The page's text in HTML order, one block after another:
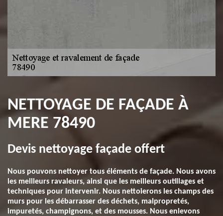
NETTOYAGE DE FAÇADE À
MERE 78490
Devis nettoyage façade offert
Nous pouvons nettoyer tous éléments de façade. Nous avons
les meilleurs ravaleurs, ainsi que les meilleurs outillages et
techniques pour intervenir. Nous nettoierons les champs des
murs pour les débarrasser des déchets, malpropretés,
impuretés, champignons, et des mousses. Nous enlevons